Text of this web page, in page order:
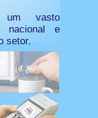
um vasto
nacional e
setor.